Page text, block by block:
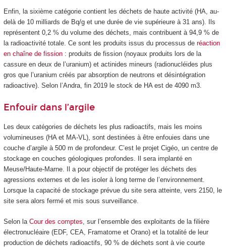
Enfin, la sixième catégorie contient les déchets de haute activité (HA, au-
delà de 10 milliards de Bq/g et une durée de vie supérieure à 31 ans). Ils
représentent 0,2 % du volume des déchets, mais contribuent à 94,9 % de
la radioactivité totale. Ce sont les produits issus du processus de réaction
en chaîne de fission: produits de fission (noyaux produits lors de la
cassure en deux de l’uranium) et actinides mineurs (radionucléides plus
gros que l’uranium créés par absorption de neutrons et désintégration
radioactive). Selon l’Andra, fin 2019 le stock de HA est de 4090 m3.
Enfouir dans l’argile
Les deux catégories de déchets les plus radioactifs, mais les moins
volumineuses (HA et MA-VL), sont destinées à être enfouies dans une
couche d’argile à 500 m de profondeur. C’est le projet Cigéo, un centre de
stockage en couches géologiques profondes. Il sera implanté en
Meuse/Haute-Marne. Il a pour objectif de protéger les déchets des
agressions externes et de les isoler à long terme de l’environnement.
Lorsque la capacité de stockage prévue du site sera atteinte, vers 2150, le
site sera alors fermé et mis sous surveillance.
Selon la Cour des comptes , sur l’ensemble des exploitants de la filière
électronucléaire (EDF, CEA, Framatome et Orano) et la totalité de leur
production de déchets radioactifs, 90 % de déchets sont à vie courte